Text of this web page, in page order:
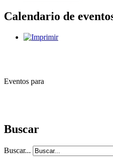
Calendario de
Eventos para
Buscar
Buscar...